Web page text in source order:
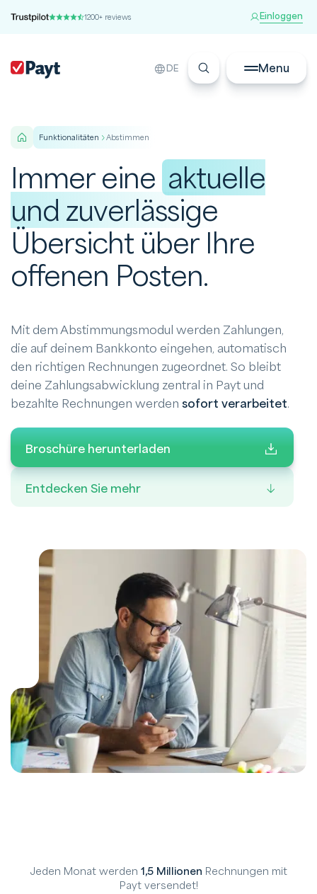
1200+ reviews Einloggen
DE Menu
funktionalitäten Abstimmen
Immer eine aktuelle
und zuverlässige
Übersicht über Ihre
offenen Posten.
Mit dem Abstimmungsmodul werden Zahlungen,
die auf deinem Bankkonto eingehen, automatisch
den richtigen Rechnungen zugeordnet. So bleibt
deine Zahlungsabwicklung zentral in Payt und
bezahlte Rechnungen werden sofort verarbeitet.
Broschüre herunterladen
Entdecken Sie mehr
Jeden Monat werden 1,5 Millionen Rechnungen mit
Payt versendet!